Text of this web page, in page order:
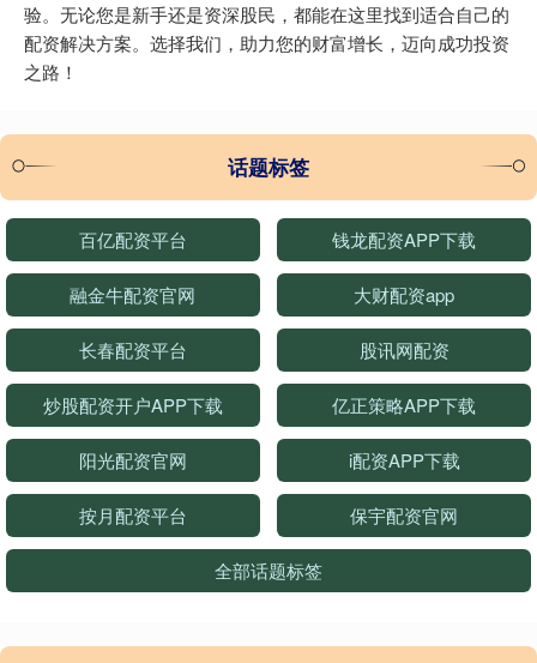
验。无论您是新手还是资深股民，都能在这里找到适合自己的
配资解决方案。选择我们，助力您的财富增长，迈向成功投资
之路！
话题标签
百亿配资平台 钱龙配资APP下载
融金牛配资官网 大财配资app
长春配资平台 股讯网配资
炒股配资开户APP下载 亿正策略APP下载
阳光配资官网 i配资APP下载
按月配资平台 保宇配资官网
全部话题标签